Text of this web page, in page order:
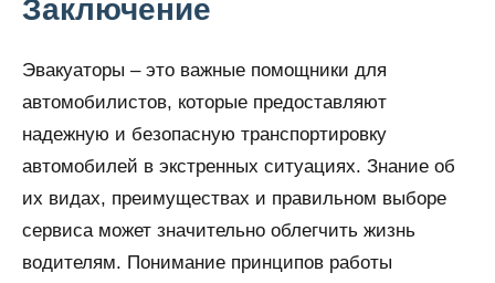
Заключение
Эвакуаторы – это важные помощники для
автомобилистов, которые предоставляют
надежную и безопасную транспортировку
автомобилей в экстренных ситуациях. Знание об
их видах, преимуществах и правильном выборе
сервиса может значительно облегчить жизнь
водителям. Понимание принципов работы